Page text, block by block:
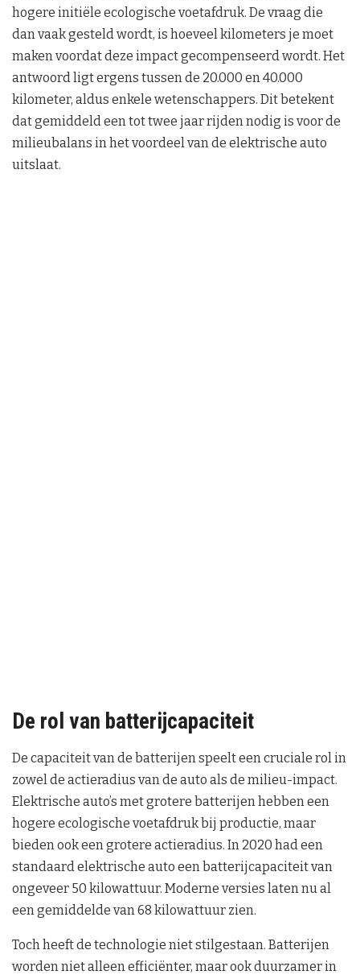
hogere initiële ecologische voetafdruk. De vraag die
dan vaak gesteld wordt, is hoeveel kilometers je moet
maken voordat deze impact gecompenseerd wordt. Het
antwoord ligt ergens tussen de 20.000 en 40.000
kilometer, aldus enkele wetenschappers. Dit betekent
dat gemiddeld een tot twee jaar rijden nodig is voor de
milieubalans in het voordeel van de elektrische auto
uitslaat.
De rol van batterijcapaciteit
De capaciteit van de batterijen speelt een cruciale rol in
zowel de actieradius van de auto als de milieu-impact.
Elektrische auto’s met grotere batterijen hebben een
hogere ecologische voetafdruk bij productie, maar
bieden ook een grotere actieradius. In 2020 had een
standaard elektrische auto een batterijcapaciteit van
ongeveer 50 kilowattuur. Moderne versies laten nu al
een gemiddelde van 68 kilowattuur zien.
Toch heeft de technologie niet stilgestaan. Batterijen
worden niet alleen efficiënter, maar ook duurzamer in